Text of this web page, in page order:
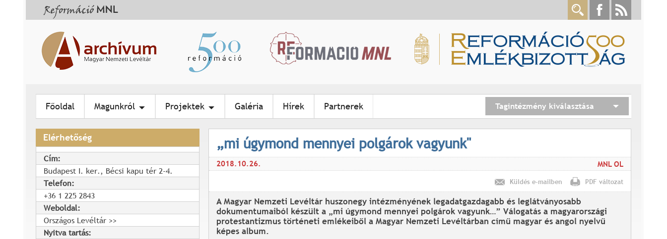
Főoldal Magunkról Projektek Galéria Hírek Partnerek Tagintézmény kiválasztása
Elérhetőség
Cím:
Budapest I. ker., Bécsi kapu tér 2-4.
Telefon:
+36 1 225 2843
Weboldal:
Országos Levéltár
Nyitva tartás:
„mi úgymond mennyei polgárok vagyunk"
2018.10.26. MNL OL
Küldés e-mailben PDF változat
A Magyar Nemzeti Levéltár huszonegy intézményének legadatgazdagabb és leglátványosabb
dokumentumaiból készült a „mi úgymond mennyei polgárok vagyunk…” Válogatás a magyarországi
protestantizmus történeti emlékeiből a Magyar Nemzeti Levéltárban című magyar és angol nyelvű
képes album.